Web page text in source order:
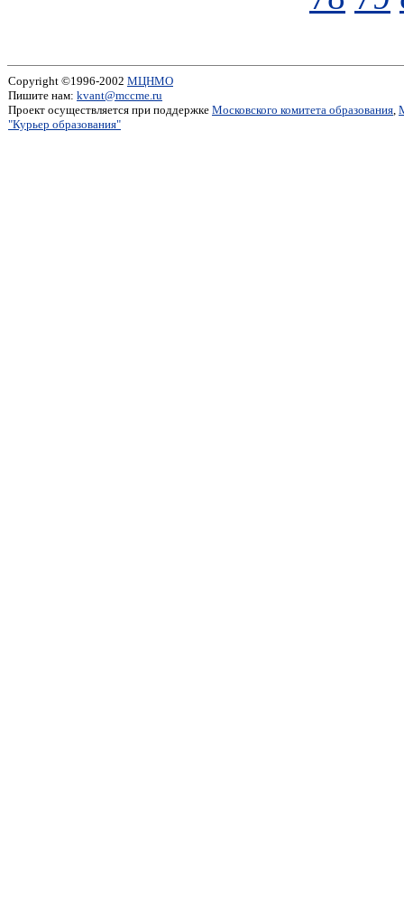
Copyright ©1996-2002 МЦНМО
Пишите нам: kvant@mccme.ru
Проект осуществляется при поддержке Московского комитета образования,
"Курьер образования"